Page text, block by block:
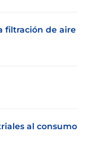
filtración de aire
al consumo